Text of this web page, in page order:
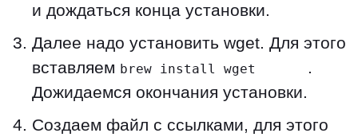
и дождаться конца установки.
Далее надо установить wget. Для этого
вставляем brew install wget
.
Дожидаемся окончания установки.
Создаем файл с ссылками, для этого